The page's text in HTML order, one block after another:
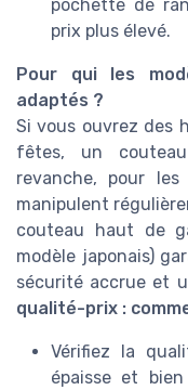
pochette de
prix plus élevé.
Pour qui les
adaptés ?
Si vous ouvrez des
fêtes, un
revanche, pour
manipulent
couteau haut de
modèle japonais)
sécurité accrue et
qualité-prix :
Vérifiez la
épaisse et